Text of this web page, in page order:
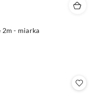
2m - miarka